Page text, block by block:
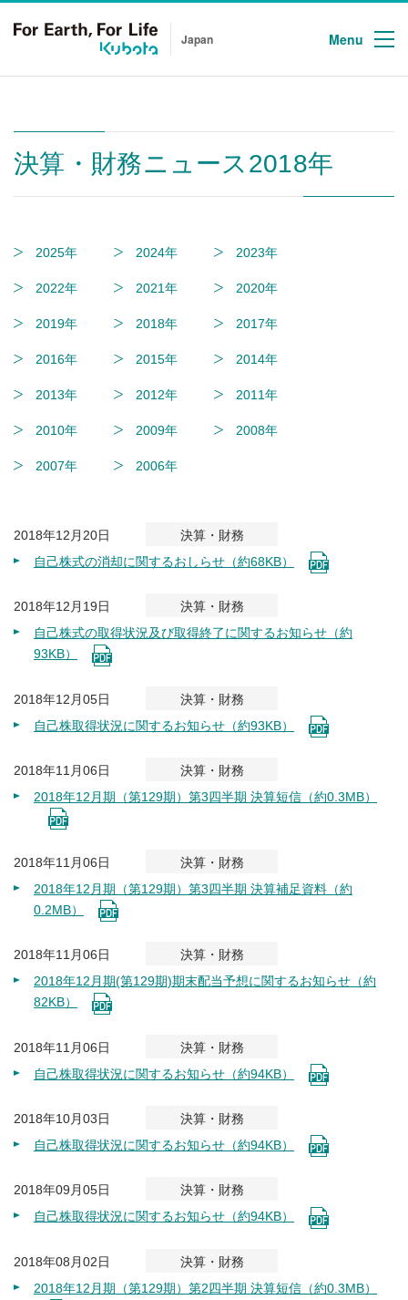
Japan Menu
決算・財務ニュース2018年
2025年 2024年 2023年
2022年 2021年 2020年
2019年 2018年 2017年
2016年 2015年 2014年
2013年 2012年 2011年
2010年 2009年 2008年
2007年 2006年
2018年12月20日
決算・財務
自己株式の消却に関するおしらせ（約68KB）
2018年12月19日
決算・財務
自己株式の取得状況及び取得終了に関するお知らせ（約
93KB）
2018年12月05日
決算・財務
自己株取得状況に関するお知らせ（約93KB）
2018年11月06日
決算・財務
2018年12月期（第129期）第3四半期 決算短信（約0.3MB）
2018年11月06日
決算・財務
2018年12月期（第129期）第3四半期 決算補足資料（約
0.2MB）
2018年11月06日
決算・財務
2018年12月期(第129期)期末配当予想に関するお知らせ（約
82KB）
2018年11月06日
決算・財務
自己株取得状況に関するお知らせ（約94KB）
2018年10月03日
決算・財務
自己株取得状況に関するお知らせ（約94KB）
2018年09月05日
決算・財務
自己株取得状況に関するお知らせ（約94KB）
2018年08月02日
決算・財務
2018年12月期（第129期）第2四半期 決算短信（約0.3MB）